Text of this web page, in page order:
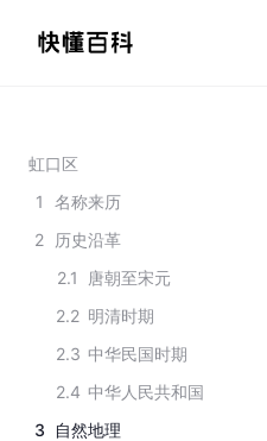
虹口区
1
名称来历
2
历史沿革
2.1
唐朝至宋元
2.2 明清时期
2.3 中华民国时期
2.4 中华人民共和国
3
自然地理